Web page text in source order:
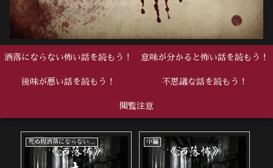
洒落にならない怖い話を読もう！ 意味が分かると怖い話を読もう！
後味が悪い話を読もう！ 不思議な話を読もう！
閲覧注意
死ぬ程洒落にならない怖い話 中編